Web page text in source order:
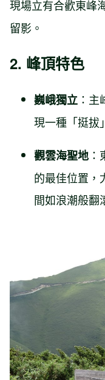
現場立有合歡東峰
留影。
2. 峰頂特色
巍峨獨立 ：
現一種「挺拔
觀雲海聖地
的最佳位置，
間如浪潮般翻